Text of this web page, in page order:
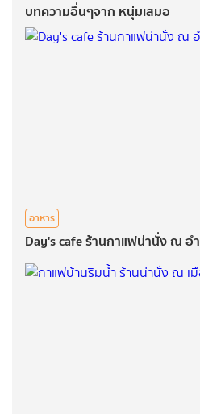
บทความอื่นๆจาก หนุ่มเสมอ
อาหาร
Day's cafe ร้านกาแฟน่านั่ง ณ อ